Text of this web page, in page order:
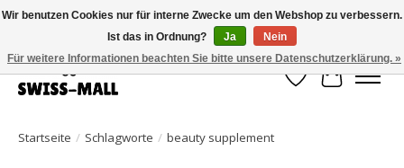
Kostenloser Versand ab CHF 250 – pünktlich und zuverlässig geliefert
Wunschzettel
Ihr
Startseite / Schlagworte / beauty supplement
Wir benutzen Cookies nur für interne Zwecke um den Webshop zu verbessern.
Ist das in Ordnung?
Ja
Nein
Für weitere Informationen beachten Sie bitte unsere Datenschutzerklärung. »